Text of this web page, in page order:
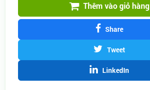
Thêm vào giỏ hàng
Share
Tweet
LinkedIn